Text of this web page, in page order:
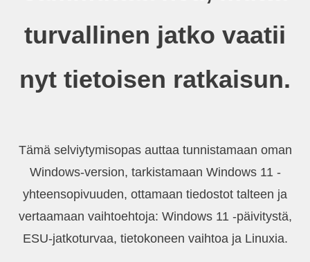
turvallinen jatko vaatii
nyt tietoisen ratkaisun.
Tämä selviytymisopas auttaa tunnistamaan oman
Windows-version, tarkistamaan Windows 11 -
yhteensopivuuden, ottamaan tiedostot talteen ja
vertaamaan vaihtoehtoja: Windows 11 -päivitystä,
ESU-jatkoturvaa, tietokoneen vaihtoa ja Linuxia.